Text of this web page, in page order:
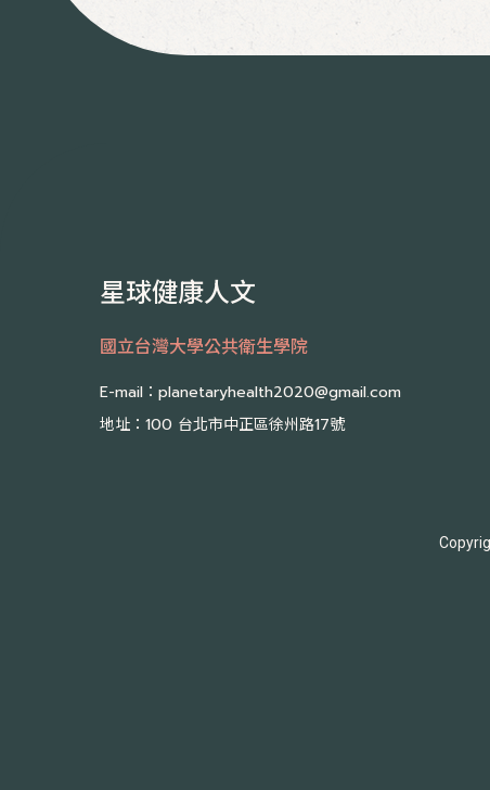
星球健康人文
國立台灣大學公共衛生學院
E-mail： planetaryhealth2020@gmail.com
地址： 100 台北市中正區徐州路17號